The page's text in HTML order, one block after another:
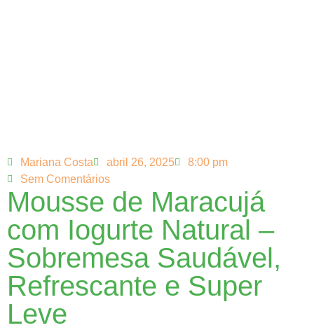
Mariana Costa abril 26, 2025
8:00 pm
Sem Comentários
Mousse de Maracujá
com Iogurte Natural –
Sobremesa Saudável,
Refrescante e Super
Leve